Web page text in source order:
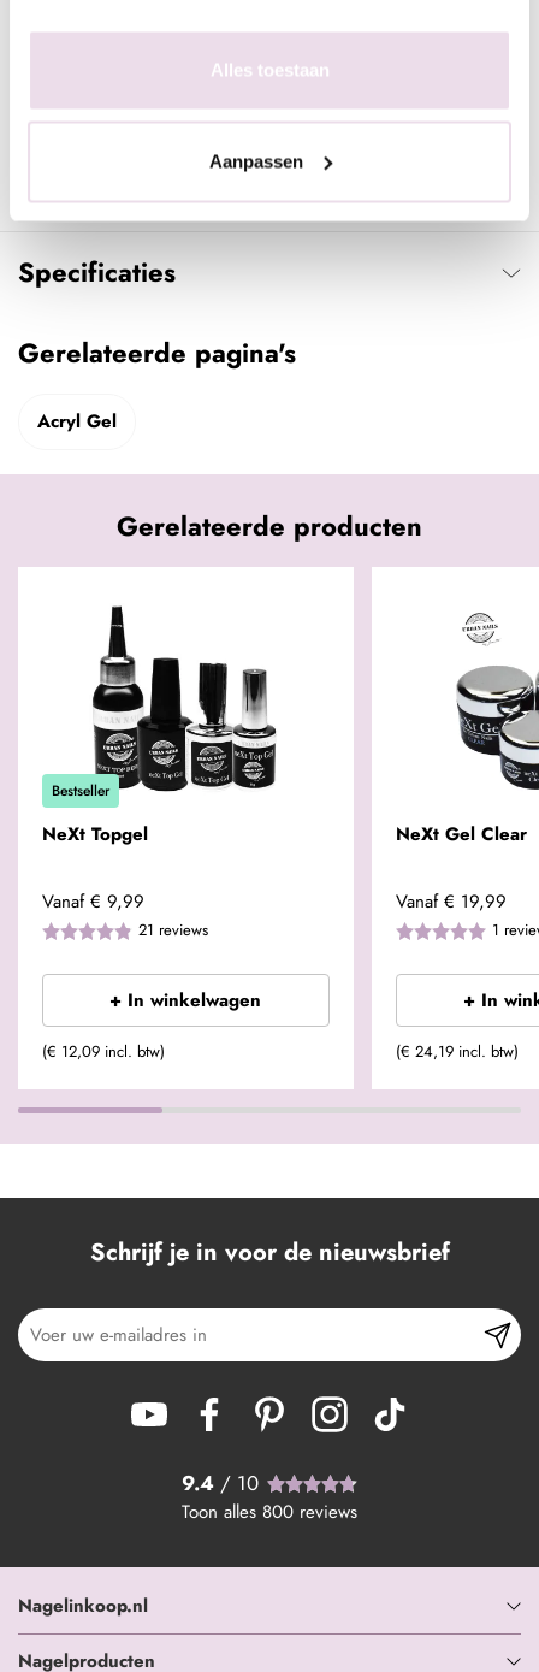
Alles toestaan
Aanpassen
minuten UV, 30 sec LED)
- Vijl het product na het uitharden in model en breng een
Specificaties
Gerelateerde pagina's
Acryl Gel
Gerelateerde producten
Bestseller
NeXt Topgel
Vanaf € 9,99
21 reviews
+ In winkelwagen
(€ 12,09 incl. btw)
NeXt Gel Clear
Vanaf € 19,99
1
+ In
(€ 24,19 incl. btw)
Schrijf je in voor de nieuwsbrief
9.4 / 10
Toon alles 800 reviews
Nagelinkoop.nl
Nagelproducten